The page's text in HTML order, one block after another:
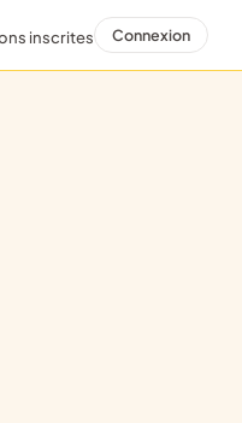
inscrites Connexion